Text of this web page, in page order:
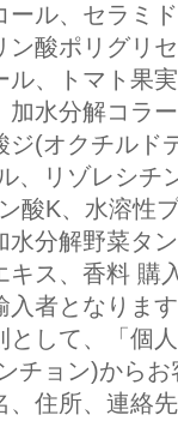
ール、セラミ
ン酸ポリグリ
ル、トマト果
加水分解コラ
ジ(オクチルド
、リゾレシチ
酸K、水溶性
水分解野菜タ
キス、香料 購
入者となりま
として、「個
チョン)から
、住所、連絡